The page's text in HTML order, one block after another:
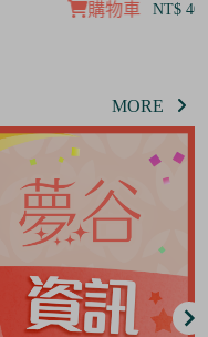
購物車 NT$
MORE